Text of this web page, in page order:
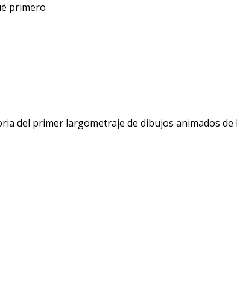
primero¨
del primer largometraje de dibujos animados de